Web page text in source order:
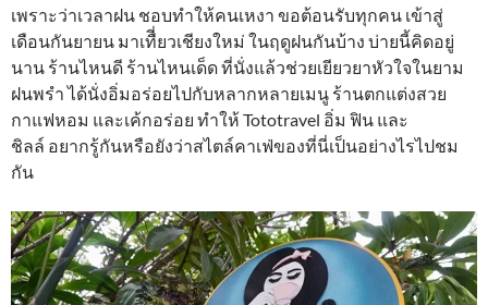
เพราะว่าเวลาฝน ชอบทำให้คนเหงา ขอต้อนรับทุกคน เข้าสู่
เดือนกันยายน มาเทืี่ยวเชียงใหม่ ในฤดูฝนกันบ้าง บ่ายนี้คิดอยู่
นาน ร้านไหนดี ร้านไหนเด็ด ที่นั่งแล้วช่วยเยียวยาหัวใจในยาม
ฝนพรำ ได้นั่งอิ่มอร่อยไปกับหลากหลายเมนู ร้านตกแต่งสวย
กาแฟหอม และเค้กอร่อย ทำให้ Tototravel อิ่ม ฟิน และ
ชิลล์ อยากรู้กันหรือยังว่าสไตล์คาเฟ่ของที่นี่เป็นอย่างไรไปชม
กัน